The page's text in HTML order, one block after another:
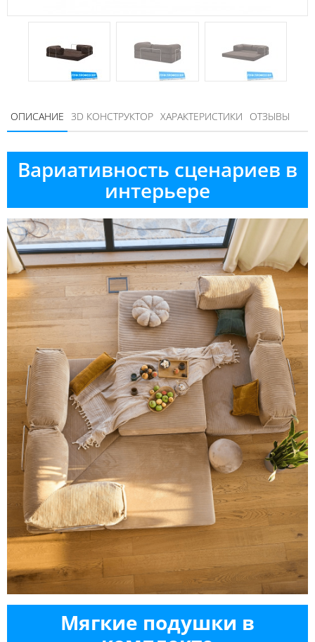
ОПИСАНИЕ 3D КОНСТРУКТОР ХАРАКТЕРИСТИКИ ОТЗЫВЫ
Вариативность сценариев в
интерьере
Мягкие подушки в